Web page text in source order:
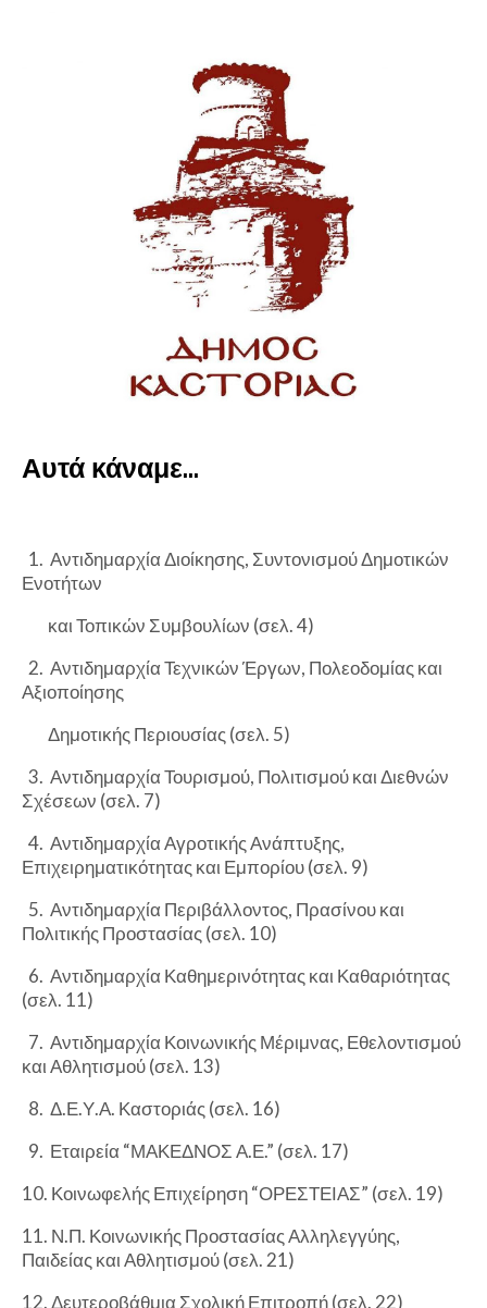
Αυτά κάναμε…
1. Αντιδημαρχία Διοίκησης, Συντονισμού Δημοτικών
Ενοτήτων
και Τοπικών Συμβουλίων (σελ. 4)
2. Αντιδημαρχία Τεχνικών Έργων, Πολεοδομίας και
Αξιοποίησης
Δημοτικής Περιουσίας (σελ. 5)
3. Αντιδημαρχία Τουρισμού, Πολιτισμού και Διεθνών
Σχέσεων (σελ. 7)
4. Αντιδημαρχία Αγροτικής Ανάπτυξης,
Επιχειρηματικότητας και Εμπορίου (σελ. 9)
5. Αντιδημαρχία Περιβάλλοντος, Πρασίνου και
Πολιτικής Προστασίας (σελ. 10)
6. Αντιδημαρχία Καθημερινότητας και Καθαριότητας
(σελ. 11)
7. Αντιδημαρχία Κοινωνικής Μέριμνας, Εθελοντισμού
και Αθλητισμού (σελ. 13)
8. Δ.Ε.Υ.Α. Καστοριάς (σελ. 16)
9. Εταιρεία “ΜΑΚΕΔΝΟΣ Α.Ε.” (σελ. 17)
10. Κοινωφελής Επιχείρηση “ΟΡΕΣΤΕΙΑΣ” (σελ. 19)
11. Ν.Π. Κοινωνικής Προστασίας Αλληλεγγύης,
Παιδείας και Αθλητισμού (σελ. 21)
12. Δευτεροβάθμια Σχολική Επιτροπή (σελ. 22)